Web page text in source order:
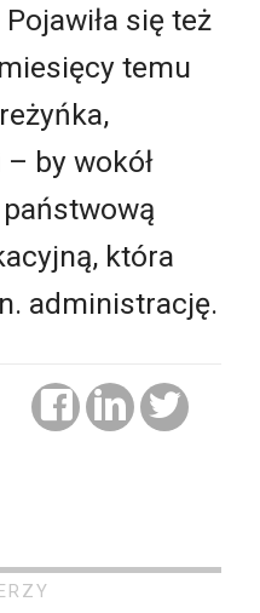
się też
temu
by wokół
która
administrację.